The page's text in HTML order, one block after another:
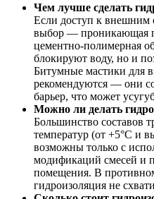
Чем лучше сделать
Если доступ к внешним
выбор — проникающая
цементно-полимерная
блокируют воду, но и
Битумные мастики для
рекомендуются — они
барьер, что может
Можно ли делать
Большинство составов
температур (от +5°C и
возможны только с
модификаций смесей и
помещения. В
гидроизоляция не